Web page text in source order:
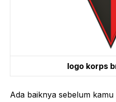
logo korps
Ada baiknya sebelum